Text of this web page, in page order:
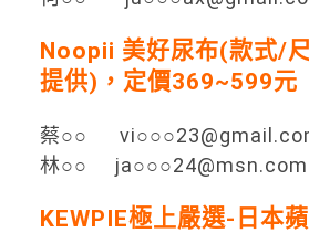
Noopii 美好尿布(款式/
提供)，定價369~599元
蔡○○
林○○ ja○○○24@msn.com
KEWPIE極上嚴選-日本